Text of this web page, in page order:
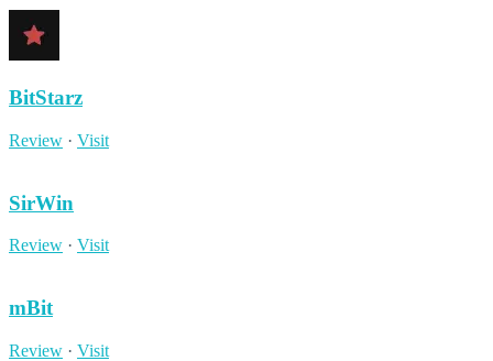
BitStarz
Review · Visit
SirWin
Review · Visit
mBit
Review · Visit